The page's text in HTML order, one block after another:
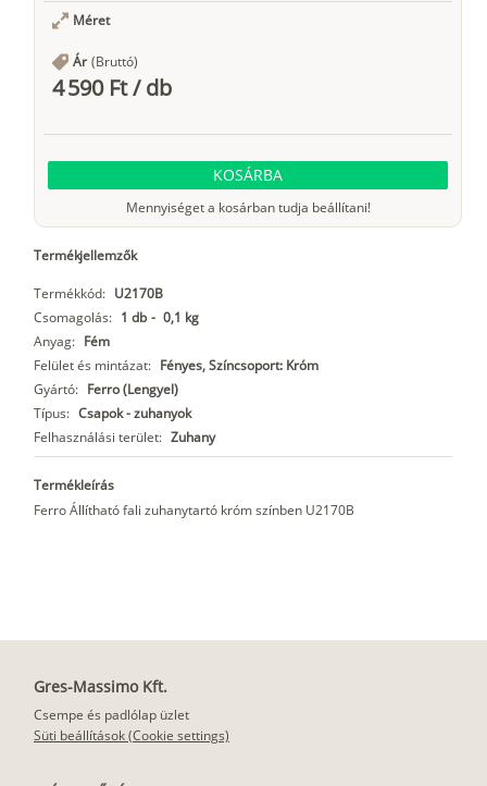
Méret
Ár (Bruttó)
4 590 Ft/db
KOSÁRBA
Mennyiséget a kosárban tudja beállítani!
Termékjellemzők
Termékkód: U2170B
Csomagolás: 1 db - 0,1 kg
Anyag: Fém
Felület és mintázat: Fényes, Színcsoport: Króm
Gyártó: Ferro (Lengyel)
Típus: Csapok - zuhanyok
Felhasználási terület: Zuhany
Termékleírás
Ferro Állítható fali zuhanytartó króm színben U2170B
Gres-Massimo Kft.
Csempe és padlólap üzlet
Süti beállítások (Cookie settings)